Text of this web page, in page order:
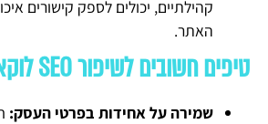
קהילתיים, יכולים לספק קישורים
האתר.
טיפים חשובים לשיפור SEO לוקאלי
שמירה על אחידות בפרטי העסק: